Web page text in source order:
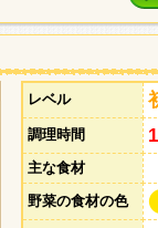
レベル
調理時間
主な食材
野菜の食材の色